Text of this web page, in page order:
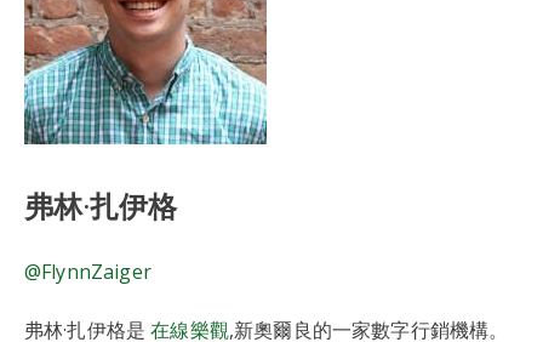
弗林·扎伊格
@FlynnZaiger
弗林·扎伊格是在線樂觀,新奧爾良的一家數字行銷機構。